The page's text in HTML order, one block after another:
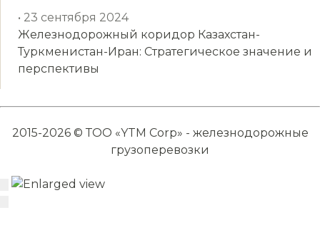
• 23 сентября 2024
Железнодорожный коридор Казахстан-
Туркменистан-Иран: Стратегическое значение и
перспективы
2015-2026 © ТОО «YTM Corp» - железнодорожные
грузоперевозки